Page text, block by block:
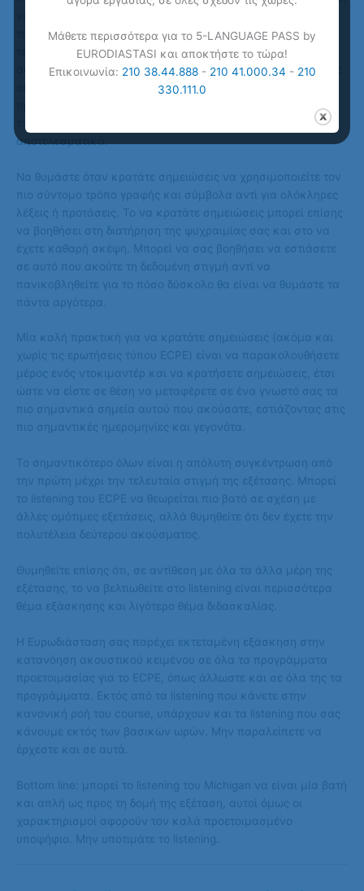
τα σημεία τα όποια είναι τα πλέον σημαντικά. Μία άλλη
τεχνική είναι να δείτε τις επιλογές των απαντήσεων ενώ
ακούτε το διάλογο και να προσπαθήσετε να τις συνδέσετε με
αυτό που ακούτε (αν και η σύνδεση δεν είναι πάντα
αποτελεσματικά.
Να θυμάστε όταν κρατάτε σημειώσεις να χρησιμοποιείτε τον
πιο σύντομο τρόπο γραφής και σύμβολα αντί για ολόκληρες
λέξεις ή προτάσεις. Το να κρατάτε σημειώσεις μπορεί επίσης
να βοηθήσει στη διατήρηση της ψυχραιμίας σας και στο να
έχετε καθαρή σκέψη. Μπορεί να σας βοηθήσει να εστιάσετε
σε αυτό που ακούτε τη δεδομένη στιγμή αντί να
πανικοβληθείτε για το πόσο δύσκολο θα είναι να θυμάστε τα
πάντα αργότερα.
Μία καλή πρακτική για να κρατάτε σημειώσεις (ακόμα και
χωρίς τις ερωτήσεις τύπου ECPE) είναι να παρακολουθήσετε
μέρος ενός ντοκιμαντέρ και να κρατήσετε σημειώσεις, έτσι
ώστε να είστε σε θέση να μεταφέρετε σε ένα γνωστό σας τα
πιο σημαντικά σημεία αυτού που ακούσατε, εστιάζοντας στις
πιο σημαντικές ημερομηνίες και γεγονότα.
Το σημαντικότερο όλων είναι η απόλυτη συγκέντρωση από
την πρώτη μέχρι την τελευταία στιγμή της εξέτασης. Μπορεί
το listening του ECPE να θεωρείται πιο βατό σε σχέση με
άλλες ομότιμες εξετάσεις, αλλά θυμηθείτε ότι δεν έχετε την
πολυτέλεια δεύτερου ακούσματος.
Θυμηθείτε επίσης ότι, σε αντίθεση με όλα τα άλλα μέρη της
εξέτασης, το να βελτιωθείτε στο listening είναι περισσότερα
θέμα εξάσκησης και λιγότερο θέμα διδασκαλίας.
Η Ευρωδιάσταση σας παρέχει εκτεταμένη εξάσκηση στην
κατανόηση ακουστικού κειμένου σε όλα τα προγράμματα
προετοιμασίας για το ECPE, όπως άλλωστε και σε όλα της τα
προγράμματα. Εκτός από τα listening που κάνετε στην
κανονική ροή του course, υπάρχουν και τα listening που σας
κάνουμε εκτός των βασικών ωρών. Μην παραλείπετε να
έρχεστε και σε αυτά.
Bottom line: μπορεί το listening του Michigan να είναι μία βατή
και απλή ως προς τη δομή της εξέταση, αυτοί όμως οι
χαρακτηρισμοί αφορούν τον καλά προετοιμασμένο
υποψήφιο. Μην υποτιμάτε το listening.
Μάθετε περισσότερα για το 5-LANGUAGE PASS by
EURODIASTASI και αποκτήστε το τώρα!
Επικοινωνία: 210 38.44.888- 210 41.000.34 - 210
330.111.0